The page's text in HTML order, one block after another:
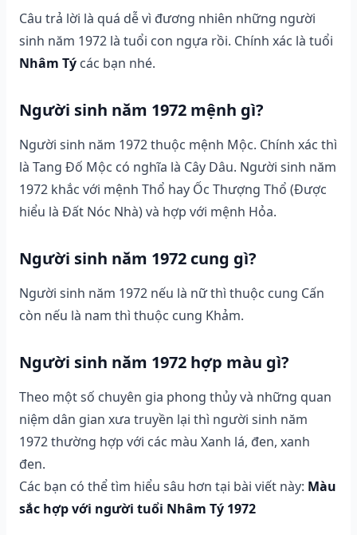
Câu trả lời là quá dễ vì đương nhiên những người
sinh năm 1972 là tuổi con ngựa rồi. Chính xác là tuổi
Nhâm Tý các bạn nhé.
Người sinh năm 1972 mệnh gì?
Người sinh năm 1972 thuộc mệnh Mộc. Chính xác thì
là Tang Đố Mộc có nghĩa là Cây Dâu. Người sinh năm
1972 khắc với mệnh Thổ hay Ốc Thượng Thổ (Được
hiểu là Đất Nóc Nhà) và hợp với mệnh Hỏa.
Người sinh năm 1972 cung gì?
Người sinh năm 1972 nếu là nữ thì thuộc cung Cấn
còn nếu là nam thì thuộc cung Khảm.
Người sinh năm 1972 hợp màu gì?
Theo một số chuyên gia phong thủy và những quan
niệm dân gian xưa truyền lại thì người sinh năm
1972 thường hợp với các màu Xanh lá, đen, xanh
đen.
Các bạn có thể tìm hiểu sâu hơn tại bài viết này: Màu
sắc hợp với người tuổi Nhâm Tý 1972